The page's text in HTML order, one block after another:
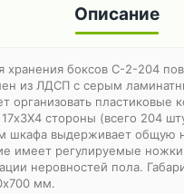
Описание
хранения боксов С-2-204
из ЛДСП с серым
организовать пластиковые
стороны (всего 204
шкафа выдерживает общую
имеет регулируемые
неровностей пола.
мм.